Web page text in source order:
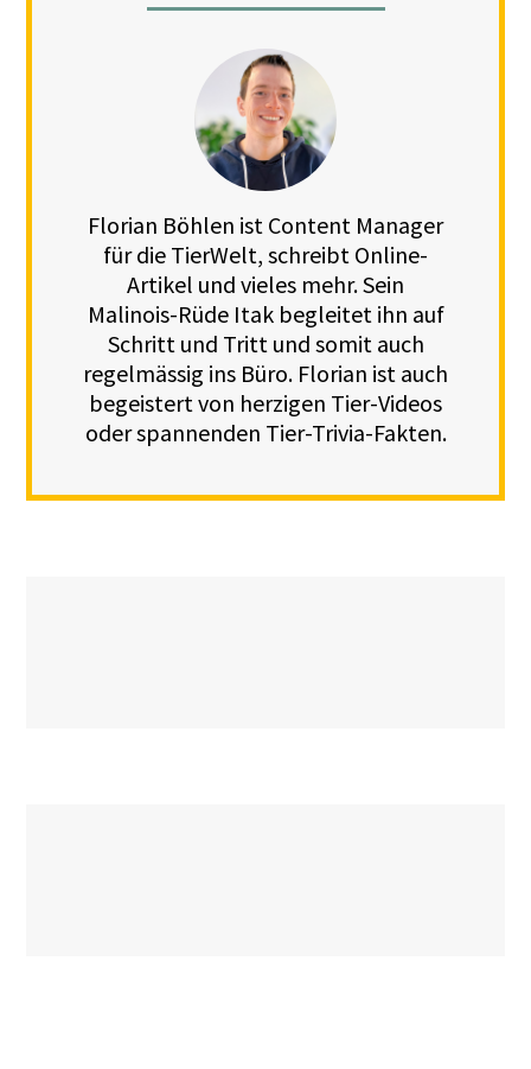
Florian Böhlen ist Content Manager
für die TierWelt, schreibt Online-
Artikel und vieles mehr. Sein
Malinois-Rüde Itak begleitet ihn auf
Schritt und Tritt und somit auch
regelmässig ins Büro. Florian ist auch
begeistert von herzigen Tier-Videos
oder spannenden Tier-Trivia-Fakten.